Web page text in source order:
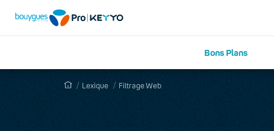
Bons Plans
Lexique Filtrage Web